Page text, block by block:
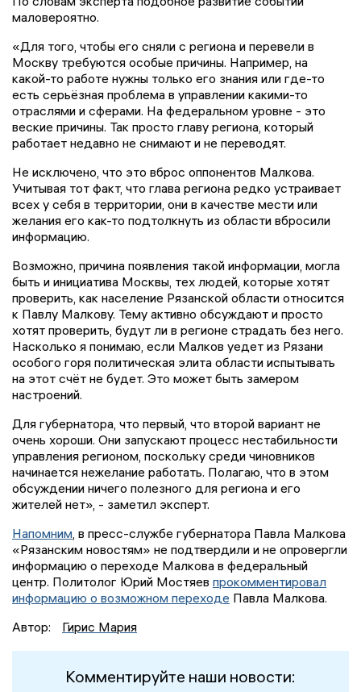
маловероятно.
«Для того, чтобы его сняли с региона и перевели в
Москву требуются особые причины. Например, на
какой-то работе нужны только его знания или где-то
есть серьёзная проблема в управлении какими-то
отраслями и сферами. На федеральном уровне - это
веские причины. Так просто главу региона, который
работает недавно не снимают и не переводят.
Не исключено, что это вброс оппонентов Малкова.
Учитывая тот факт, что глава региона редко устраивает
всех у себя в территории, они в качестве мести или
желания его как-то подтолкнуть из области вбросили
информацию.
Возможно, причина появления такой информации, могла
быть и инициатива Москвы, тех людей, которые хотят
проверить, как население Рязанской области относится
к Павлу Малкову. Тему активно обсуждают и просто
хотят проверить, будут ли в регионе страдать без него.
Насколько я понимаю, если Малков уедет из Рязани
особого горя политическая элита области испытывать
на этот счёт не будет. Это может быть замером
настроений.
Для губернатора, что первый, что второй вариант не
очень хороши. Они запускают процесс нестабильности
управления регионом, поскольку среди чиновников
начинается нежелание работать. Полагаю, что в этом
обсуждении ничего полезного для региона и его
жителей нет», - заметил эксперт.
Напомним, в пресс-службе губернатора Павла Малкова
«Рязанским новостям» не подтвердили и не опровергли
информацию о переходе Малкова в федеральный
центр. Политолог Юрий Мостяев прокомментировал
информацию о возможном переходе Павла Малкова.
Автор:
Гирис Мария
Комментируйте наши новости: